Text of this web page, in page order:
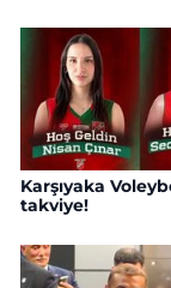
Karşıyaka
takviye!